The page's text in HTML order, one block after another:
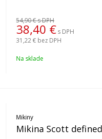
54,90 €s DPH
38,40 € s DPH
31,22 € bez DPH
Na sklade
Mikiny
Mikina Scott